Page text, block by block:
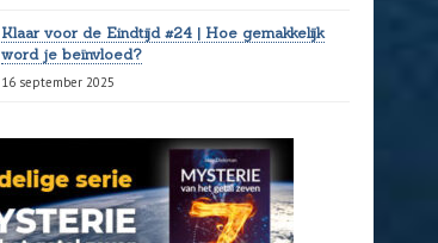
Klaar voor de Eindtijd #24 | Hoe gemakkelijk
word je beïnvloed?
16 september 2025